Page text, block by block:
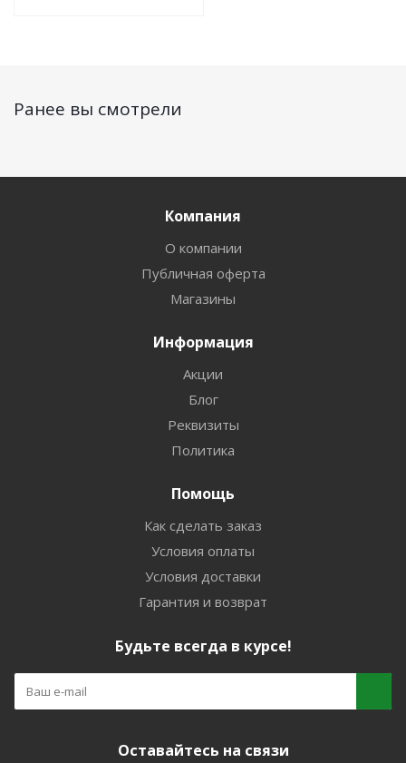
Ранее вы смотрели
Компания
О компании
Публичная оферта
Магазины
Информация
Акции
Блог
Реквизиты
Политика
Помощь
Как сделать заказ
Условия оплаты
Условия доставки
Гарантия и возврат
Будьте всегда в курсе!
Оставайтесь на связи